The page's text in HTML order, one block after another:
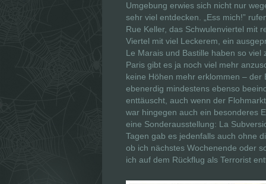
Umgebung erwies sich nicht nur
sehr viel entdecken. „Ess mich!”
Rue Keller, das Schwulenviertel mit
Viertel mit viel Leckerem, ein
Le Marais und Bastille haben so viel
Paris gibt es ja noch viel mehr
keine Höhen mehr erklommen –
ebenerdig mindestens ebenso
enttäuscht, auch wenn der
war hingegen auch ein besonderes
eine Sonderausstellung: La
Tagen gab es jedenfalls auch ohne
ob ich nächstes Wochenende oder
ich auf dem Rückflug als Terrorist